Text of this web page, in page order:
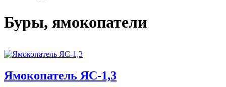
Буры, ямокопатели
Ямокопатель ЯС-1,3